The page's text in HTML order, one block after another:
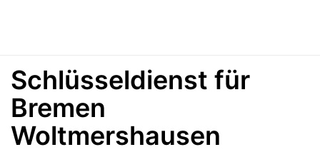
Schlüsseldienst für
Bremen
Woltmershausen